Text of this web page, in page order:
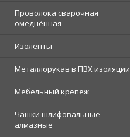
Проволока сварочная
омеднённая
Изоленты
Металлорукав в ПВХ изоляции
Мебельный крепеж
Чашки шлифовальные
алмазные